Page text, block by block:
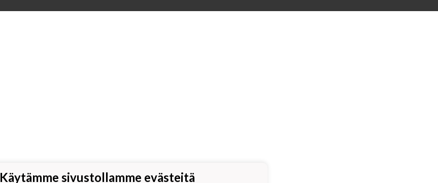
Käytämme sivustollamme evästeitä